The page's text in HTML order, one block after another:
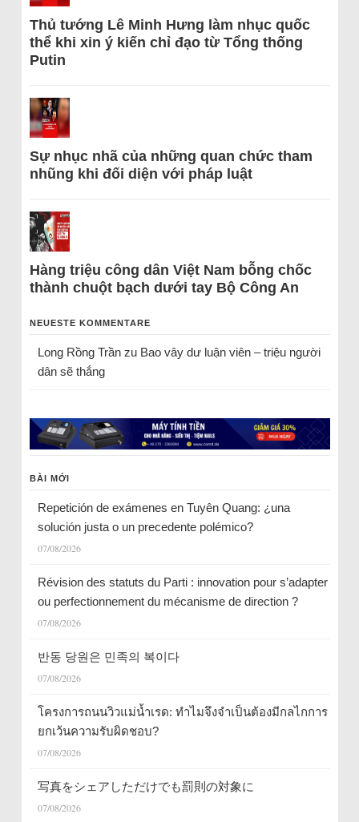
Thủ tướng Lê Minh Hưng làm nhục quốc
thể khi xin ý kiến chỉ đạo từ Tổng thống
Putin
Sự nhục nhã của những quan chức tham
nhũng khi đối diện với pháp luật
Hàng triệu công dân Việt Nam bỗng chốc
thành chuột bạch dưới tay Bộ Công An
NEUESTE KOMMENTARE
Long Rồng Trầnzu Bao vây dư luận viên – triệu người
dân sẽ thắng
BÀI MỚI
Repetición de exámenes en Tuyên Quang: ¿una
solución justa o un precedente polémico?
07/08/2026
Révision des statuts du Parti : innovation pour s’adapter
ou perfectionnement du mécanisme de direction ?
07/08/2026
반동 당원은 민족의 복이다
07/08/2026
โครงการถนนวิวแม่น้ำเรด: ทำไมจึงจำเป็นต้องมีกลไกการ
ยกเว้นความรับผิดชอบ?
07/08/2026
写真をシェアしただけでも罰則の対象に
07/08/2026